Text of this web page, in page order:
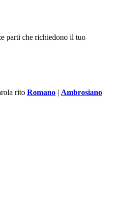
parti che richiedono il tuo
rito Romano | Ambrosiano